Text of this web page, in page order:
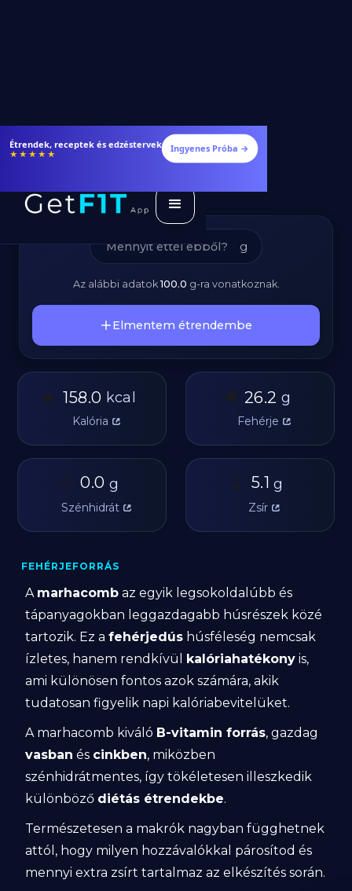
Étrendek, receptek és edzéstervek
★★★★★ Ingyenes Próba →
Marhacomb -
Kalóriatartalom és
Tápanyagok
g
Az alábbi adatok100.0 g-ra vonatkoznak.
Elmentem étrendembe
🔥 158.0 kcal
Kalória
🥩 26.2 g
Fehérje
🥔 0.0 g
Szénhidrát
🫒 5.1 g
Zsír
FEHÉRJEFORRÁS
A marhacomb az egyik legsokoldalúbb és
tápanyagokban leggazdagabb húsrészek közé
tartozik. Ez afehérjedús húsféleség nemcsak
ízletes, hanem rendkívül kalóriahatékony is,
ami különösen fontos azok számára, akik
tudatosan figyelik napi kalóriabevitelüket.
A marhacomb kiváló B-vitamin forrás, gazdag
vasban és cinkben, miközben
szénhidrátmentes, így tökéletesen illeszkedik
különböző diétás étrendekbe.
Természetesen a makrók nagyban függhetnek
attól, hogy milyen hozzávalókkal párosítod és
mennyi extra zsírt tartalmaz az elkészítés során.